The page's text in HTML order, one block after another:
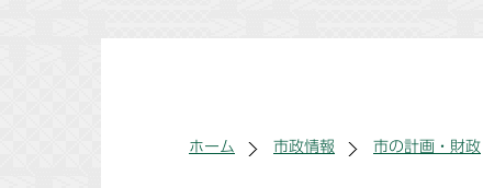
ホーム 市政情報 市の計画・財政